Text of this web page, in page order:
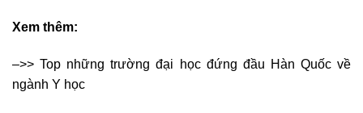
Xem thêm:
–>> Top những trường đại học đứng đầu Hàn Quốc về
ngành Y học